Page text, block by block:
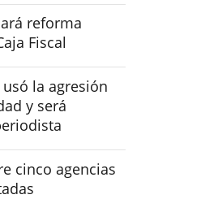
reforma
Fiscal
la agresión
y será
cinco agencias